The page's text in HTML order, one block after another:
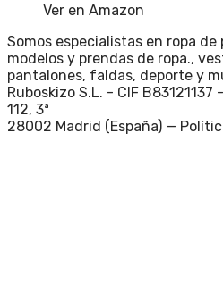
Ver en Amazon
Somos especialistas en ropa de
modelos y prendas de ropa.,
pantalones, faldas, deporte y
Ruboskizo S.L. - CIF
112, 3ª
28002 Madrid (España) —